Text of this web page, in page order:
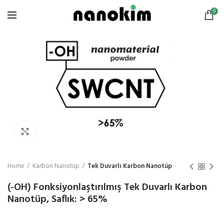
0
Home Karbon Nanotüp Tek Duvarlı Karbon Nanotüp
(-OH) Fonksiyonlaştırılmış Tek Duvarlı Karbon
Nanotüp, Saflık: > 65%